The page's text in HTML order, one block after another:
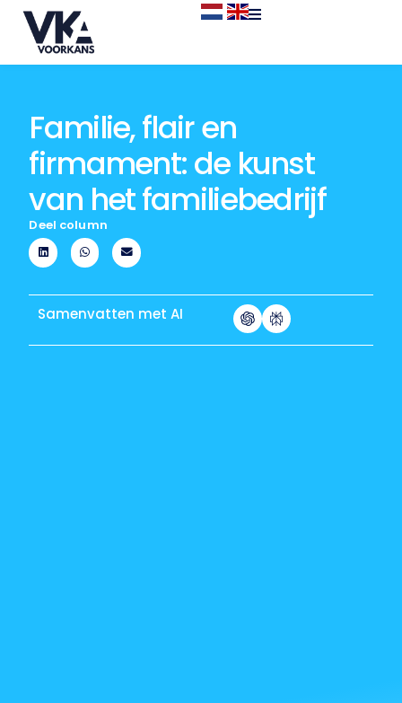
Familie, flair en
firmament: de kunst
van het familiebedrijf
Deel column
Samenvatten met AI